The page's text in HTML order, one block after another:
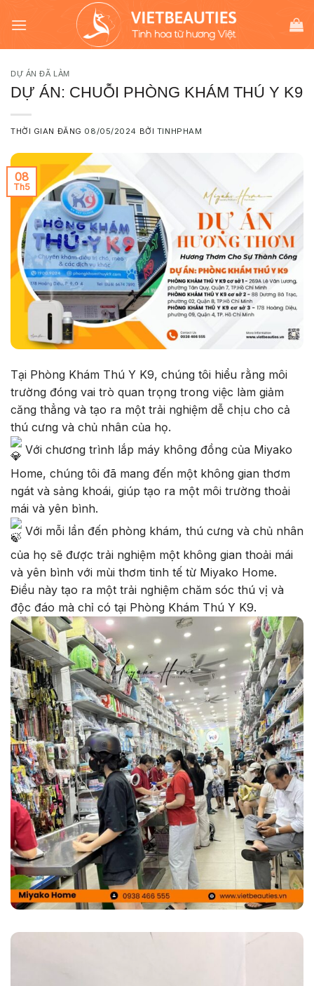
đến
DỰ ÁN ĐÃ LÀM
DỰ ÁN: CHUỖI PHÒNG KHÁM THÚ Y K9
THỜI GIAN ĐĂNG 08/05/2024 BỞI TINHPHAM
08
Th5
Tại Phòng Khám Thú Y K9, chúng tôi hiểu rằng môi
trường đóng vai trò quan trọng trong việc làm giảm
căng thẳng và tạo ra một trải nghiệm dễ chịu cho cả
thú cưng và chủ nhân của họ.
Với chương trình lắp máy không đồng của Miyako
Home, chúng tôi đã mang đến một không gian thơm
ngát và sảng khoái, giúp tạo ra một môi trường thoải
mái và yên bình.
Với mỗi lần đến phòng khám, thú cưng và chủ nhân
của họ sẽ được trải nghiệm một không gian thoải mái
và yên bình với mùi thơm tinh tế từ Miyako Home.
Điều này tạo ra một trải nghiệm chăm sóc thú vị và
độc đáo mà chỉ có tại Phòng Khám Thú Y K9.